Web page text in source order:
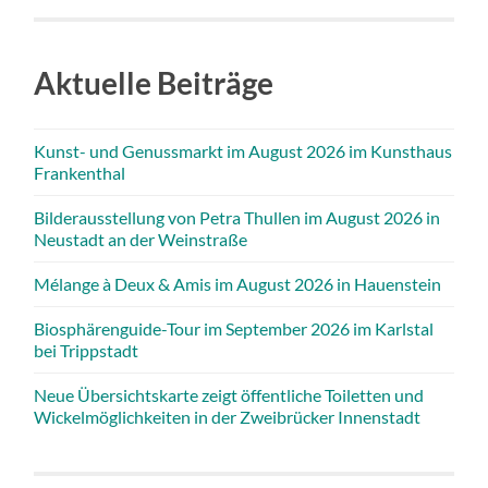
Aktuelle Beiträge
Kunst- und Genussmarkt im August 2026 im Kunsthaus
Frankenthal
Bilderausstellung von Petra Thullen im August 2026 in
Neustadt an der Weinstraße
Mélange à Deux & Amis im August 2026 in Hauenstein
Biosphärenguide-Tour im September 2026 im Karlstal
bei Trippstadt
Neue Übersichtskarte zeigt öffentliche Toiletten und
Wickelmöglichkeiten in der Zweibrücker Innenstadt